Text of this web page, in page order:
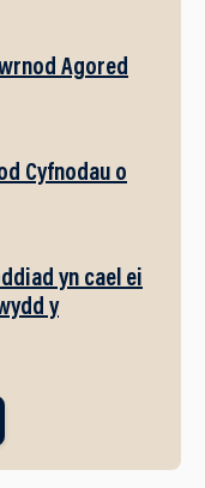
Agored
Cyfnodau o
yn cael ei
y